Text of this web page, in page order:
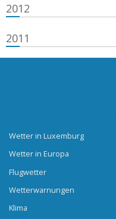
2012
2011
Wetter in Luxemburg
Wetter in Europa
Flugwetter
Wetterwarnungen
Klima